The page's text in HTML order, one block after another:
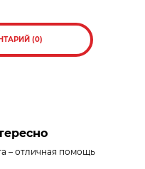
(0)
– отличная помощь